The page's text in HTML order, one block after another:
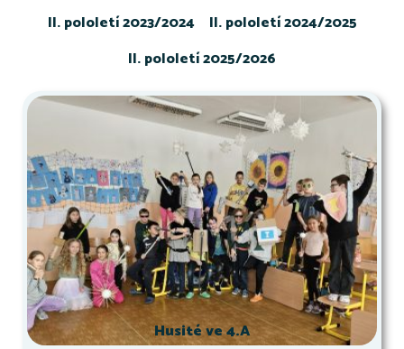
II. pololetí 2023/2024
II. pololetí 2024/2025
II. pololetí 2025/2026
Husité ve 4.A